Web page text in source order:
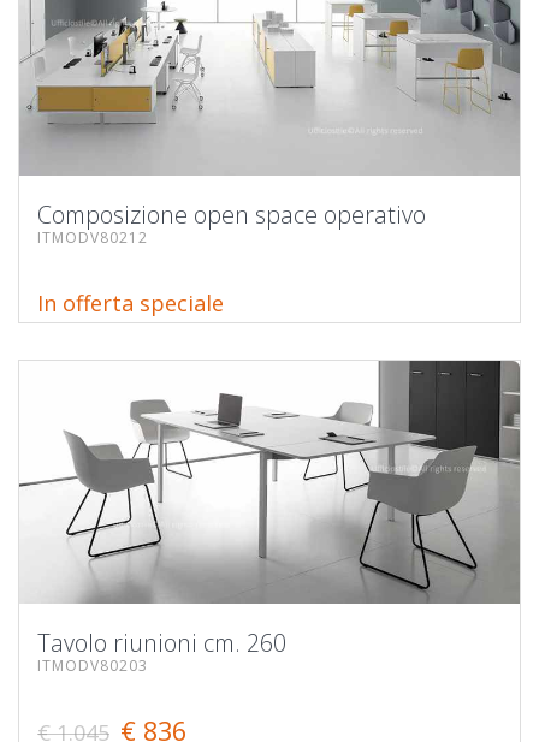
Composizione open space operativo
ITMODV80212
In offerta speciale
Tavolo riunioni cm. 260
ITMODV80203
€ 1.045 € 836